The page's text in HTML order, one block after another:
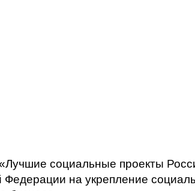
социальные проекты
Федерации на укрепление